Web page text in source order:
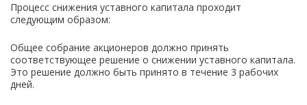
Процесс снижения уставного капитала проходит
следующим образом:
Общее собрание акционеров должно принять
соответствующее решение о снижении уставного капитала.
Это решение должно быть принято в течение 3 рабочих
дней.